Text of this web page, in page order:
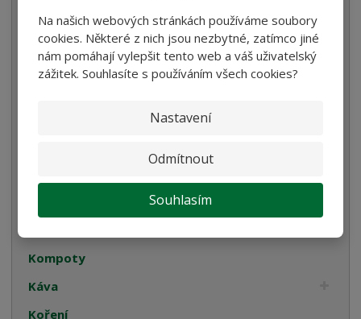
Na našich webových stránkách používáme soubory
cookies. Některé z nich jsou nezbytné, zatímco jiné
nám pomáhají vylepšit tento web a váš uživatelský
zážitek. Souhlasíte s používáním všech cookies?
Nastavení
Odmítnout
Souhlasím
Bulgur, Kuskus a Polenta
Oleje
Kompoty
Káva
Koření